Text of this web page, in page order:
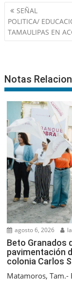
Navegación
de
entradas
SEÑAL
POLITICA/
TAMAULIPAS EN
Notas
agosto 6, 2026
Beto Granados
pavimentación
colonia Carlos
Matamoros, Tam.-